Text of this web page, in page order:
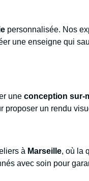
personnalisée. Nos
une enseigne qui
uneconception sur-
proposer un rendu
à Marseille, où la
avec soin pour